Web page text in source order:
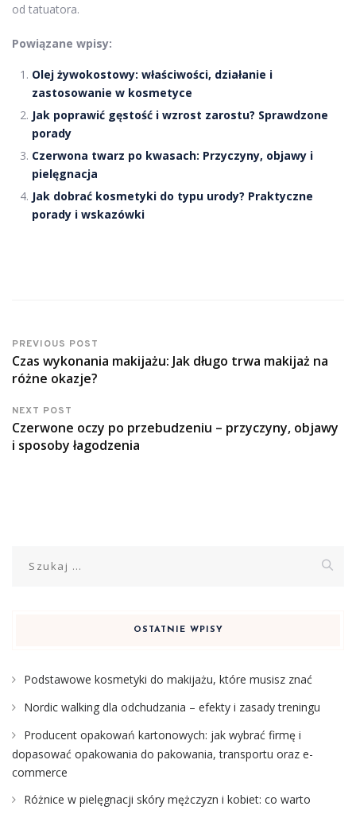
od tatuatora.
Powiązane wpisy:
Olej żywokostowy: właściwości, działanie i
zastosowanie w kosmetyce
Jak poprawić gęstość i wzrost zarostu? Sprawdzone
porady
Czerwona twarz po kwasach: Przyczyny, objawy i
pielęgnacja
Jak dobrać kosmetyki do typu urody? Praktyczne
porady i wskazówki
PREVIOUS POST
Czas wykonania makijażu: Jak długo trwa makijaż na
różne okazje?
NEXT POST
Czerwone oczy po przebudzeniu – przyczyny, objawy
i sposoby łagodzenia
OSTATNIE WPISY
Podstawowe kosmetyki do makijażu, które musisz znać
Nordic walking dla odchudzania – efekty i zasady treningu
Producent opakowań kartonowych: jak wybrać firmę i
dopasować opakowania do pakowania, transportu oraz e-
commerce
Różnice w pielęgnacji skóry mężczyzn i kobiet: co warto